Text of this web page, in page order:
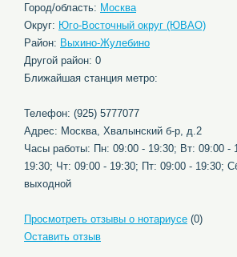
Город/область: Москва
Округ: Юго-Восточный округ (ЮВАО)
Район: Выхино-Жулебино
Другой район: 0
Ближайшая станция метро:
Телефон: (925) 5777077
Адрес: Москва, Хвалынский б-р, д.2
Часы работы: Пн: 09:00 - 19:30; Вт: 09:00 -
19:30; Чт: 09:00 - 19:30; Пт: 09:00 - 19:30;
выходной
Просмотреть отзывы о нотариусе (0)
Оставить отзыв